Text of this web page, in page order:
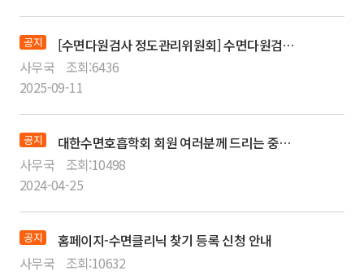
공지
[수면다원검사 정도관리위원회] 수면다원검사 교육이수자에 대한 자격 갱신 변경 관련 안내
사무국
조회:6436
2025-09-11
공지
대한수면호흡학회 회원 여러분께 드리는 중요 공지
사무국
조회:10498
2024-04-25
공지
홈페이지-수면클리닉 찾기 등록 신청 안내
사무국
조회:10632